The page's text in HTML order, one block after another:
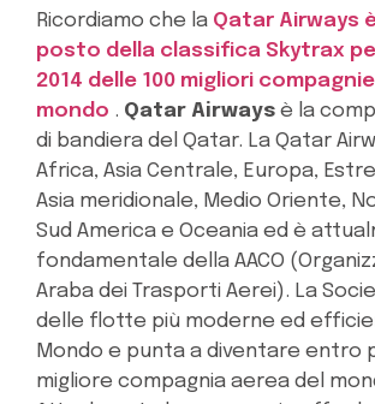
Ricordiamo che la Qatar Airways
posto della classifica Skytrax
2014 delle 100 migliori
mondo . Qatar Airways è la
di bandiera del Qatar. La Qatar
Africa, Asia Centrale, Europa,
Asia meridionale, Medio Oriente,
Sud America e Oceania ed è
fondamentale della AACO
Araba dei Trasporti Aerei). La
delle flotte più moderne ed
Mondo e punta a diventare entro
migliore compagnia aerea del